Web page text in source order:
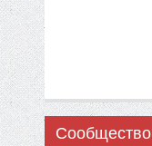
Сообщество